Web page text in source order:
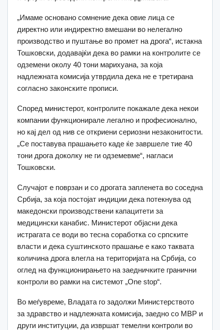
„Имаме основано сомнение дека овие лица се
директно или индиректно вмешани во нелегално
производство и пуштање во промет на дрога“, истакна
Тошковски, додавајќи дека во рамки на контролите се
одземени околу 40 тони марихуана, за која
надлежната комисија утврдила дека не е третирана
согласно законските прописи.
Според министерот, контролите покажале дека некои
компании функционирале легално и професионално,
но кај дел од нив се откриени сериозни незаконитости.
„Се поставува прашањето каде ќе завршеле тие 40
тони дрога доколку не ги одземевме“, нагласи
Тошковски.
Случајот е поврзан и со дрогата запленета во соседна
Србија, за која постојат индиции дека потекнува од
македонски производствени капацитети за
медицински канабис. Министерот објасни дека
истрагата се води во тесна соработка со српските
власти и дека суштинското прашање е како таквата
количина дрога влегла на територијата на Србија, со
оглед на функционирањето на заедничките гранични
контроли во рамки на системот „One stop“.
Во меѓувреме, Владата го задолжи Министерството
за здравство и надлежната комисија, заедно со МВР и
други институции, да извршат темелни контроли во